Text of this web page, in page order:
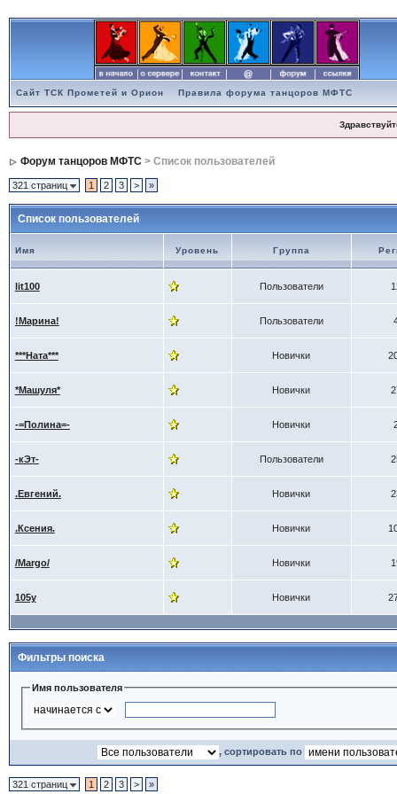
Сайт ТСК Прометей и Орион Правила форума танцоров МФТС
Форум танцоров МФТС> Список пользователей
321 страниц 1 2 3 > »
Список пользователей
Имя Уровень Группа
lit100 Пользователи
!Марина! Пользователи
***Ната*** Новички
*Машуля* Новички
-=Полина=- Новички
-кЭт- Пользователи
.Евгений. Новички
.Ксения. Новички
/Margo/ Новички
105y Новички
Фильтры поиска
Имя пользователя
, сортировать по
321 страниц 1 2 3 > »